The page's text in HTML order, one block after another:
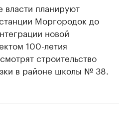
планируют
Моргородок до
новой
100-летия
строительство
в районе школы № 38.